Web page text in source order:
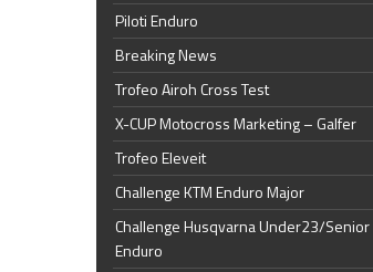
Piloti Enduro
Breaking News
Trofeo Airoh Cross Test
X-CUP Motocross Marketing – Galfer
Trofeo Eleveit
Challenge KTM Enduro Major
Challenge Husqvarna Under23/Senior
Enduro